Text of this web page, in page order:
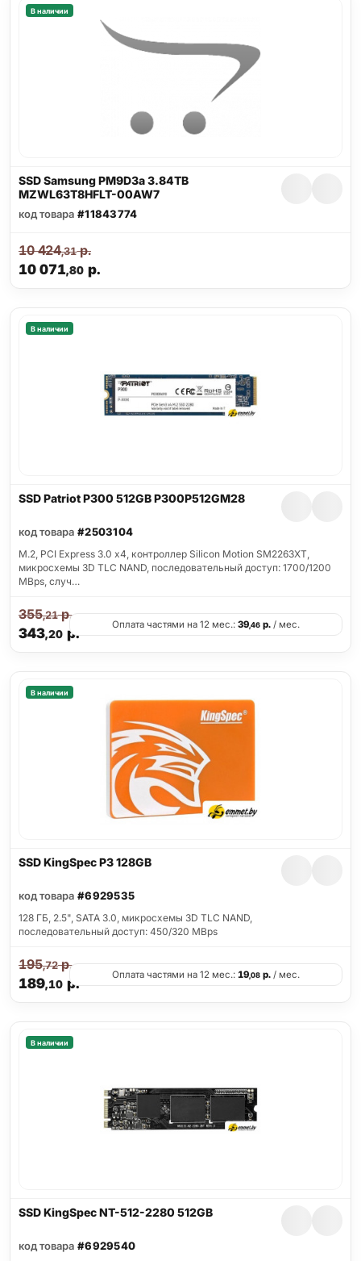
В наличии
SSD Samsung PM9D3a 3.84TB
MZWL63T8HFLT-00AW7
код товара #11843774
10 071,80 р.
10 424,31р.
В наличии
SSD Patriot P300 512GB P300P512GM28
код товара #2503104
M.2, PCI Express 3.0 x4, контроллер Silicon Motion SM2263XT,
микросхемы 3D TLC NAND, последовательный доступ: 1700/1200
MBps, случ…
343,20р.
355,21р.
Оплата частями на 12 мес.: 39,46 р. / мес.
В наличии
SSD KingSpec P3 128GB
код товара #6929535
128 ГБ, 2.5", SATA 3.0, микросхемы 3D TLC NAND,
последовательный доступ: 450/320 MBps
189,10р.
195,72р.
Оплата частями на 12 мес.: 19,08 р. / мес.
В наличии
SSD KingSpec NT-512-2280 512GB
код товара #6929540